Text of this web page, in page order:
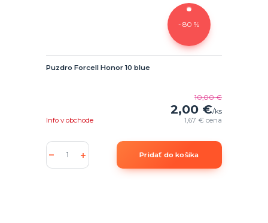
- 80 %
Puzdro Forcell Honor 10 blue
10,00 €
2,00 €/ks
1,67 €cena
Info v obchode
Pridať do košíka